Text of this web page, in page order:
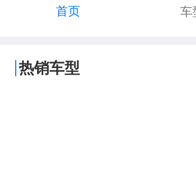
首页 车
热销车型